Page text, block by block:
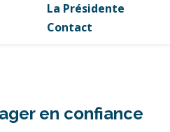
La Présidente
Contact
en confiance